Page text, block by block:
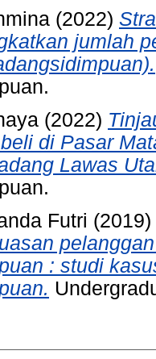
(2022)
jumlah
(2022)
di Pasar
Lawas
Futri (2019)
: studi